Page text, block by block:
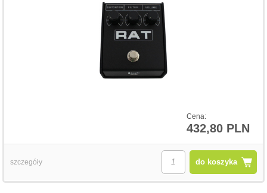
Cena:
432,80 PLN
do koszyka
szczegóły